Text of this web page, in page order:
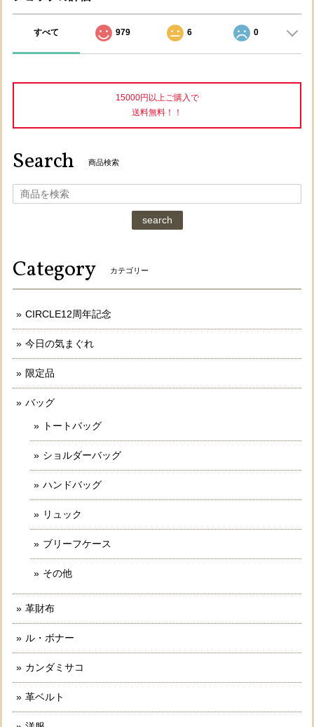
すべて 979 6 0
15000円以上ご購入で
送料無料！！
Search 商品検索
search
Category カテゴリー
CIRCLE12周年記念
今日の気まぐれ
限定品
バッグ
トートバッグ
ショルダーバッグ
ハンドバッグ
リュック
ブリーフケース
その他
革財布
ル・ボナー
カンダミサコ
革ベルト